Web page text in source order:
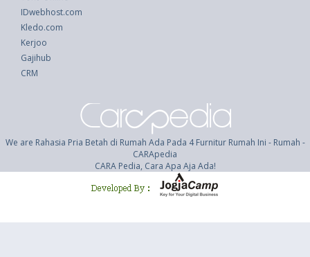
IDwebhost.com
Kledo.com
Kerjoo
Gajihub
CRM
We are Rahasia Pria Betah di Rumah Ada Pada 4 Furnitur Rumah Ini - Rumah -
CARApedia
CARA Pedia, Cara Apa Aja Ada!